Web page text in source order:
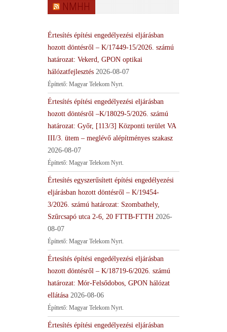
NMHH
Értesítés építési engedélyezési eljárásban
hozott döntésről – K/17449-15/2026. számú
határozat: Vekerd, GPON optikai
hálózatfejlesztés 2026-08-07
Építtető: Magyar Telekom Nyrt.
Értesítés építési engedélyezési eljárásban
hozott döntésről –K/18029-5/2026. számú
határozat: Győr, [113/3] Központi terület VA
III/3. ütem – meglévő alépítményes szakasz
2026-08-07
Építtető: Magyar Telekom Nyrt.
Értesítés egyszerűsített építési engedélyezési
eljárásban hozott döntésről – K/19454-
3/2026. számú határozat: Szombathely,
Szűrcsapó utca 2-6, 20 FTTB-FTTH 2026-
08-07
Építtető: Magyar Telekom Nyrt.
Értesítés építési engedélyezési eljárásban
hozott döntésről – K/18719-6/2026. számú
határozat: Mór-Felsődobos, GPON hálózat
ellátása 2026-08-06
Építtető: Magyar Telekom Nyrt.
Értesítés építési engedélyezési eljárásban